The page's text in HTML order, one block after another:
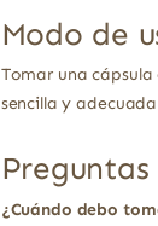
Modo de
Tomar una
sencilla y
¿Cuándo debo